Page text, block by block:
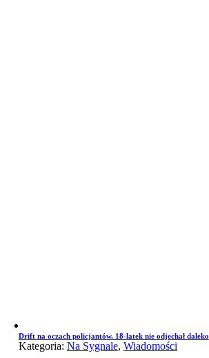
Drift na oczach policjantów. 18-latek nie odjechał daleko
Kategoria: Na Sygnale, Wiadomości